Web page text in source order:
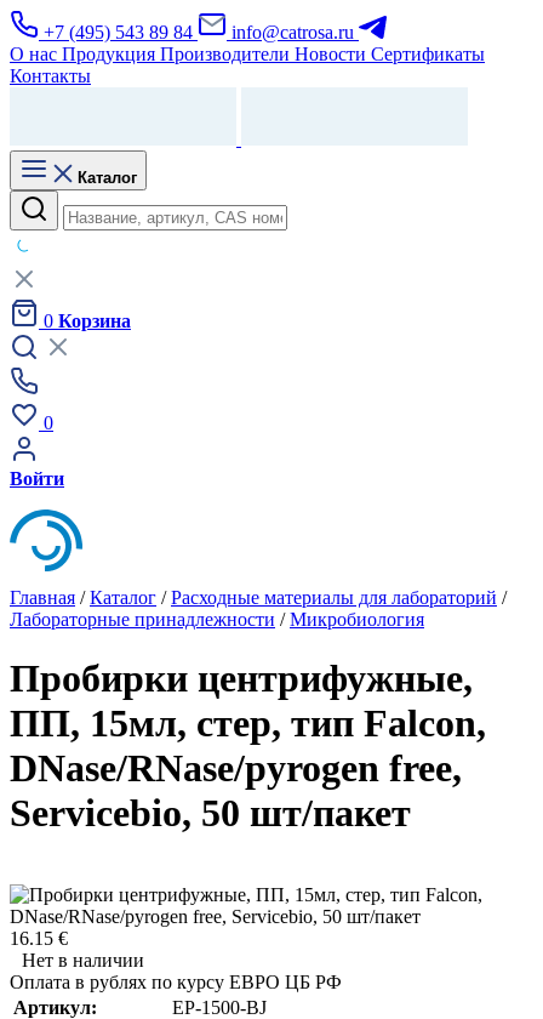
+7 (495) 543 89 84
info@catrosa.ru
О нас Продукция Производители Новости Сертификаты
Контакты
Каталог
0 Корзина
0
Войти
Главная /Каталог /Расходные материалы для лабораторий /
Лабораторные принадлежности /Микробиология
Пробирки центрифужные,
ПП, 15мл, стер, тип Falcon,
DNase/RNasе/pyrogen free,
Servicebio, 50 шт/пакет
16.15 €
Нет в наличии
Оплата в рублях по курсу ЕВРО ЦБ РФ
Артикул:
EP-1500-BJ